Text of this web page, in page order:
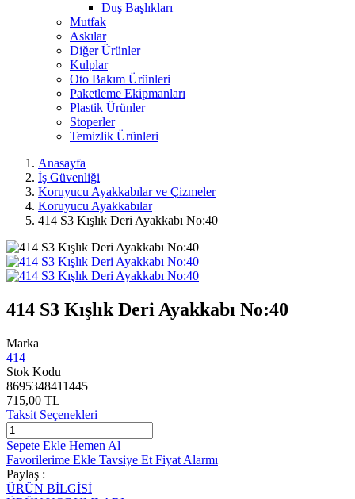
Duş Başlıkları
Mutfak
Askılar
Diğer Ürünler
Kulplar
Oto Bakım Ürünleri
Paketleme Ekipmanları
Plastik Ürünler
Stoperler
Temizlik Ürünleri
Anasayfa
İş Güvenliği
Koruyucu Ayakkabılar ve Çizmeler
Koruyucu Ayakkabılar
414 S3 Kışlık Deri Ayakkabı No:40
414 S3 Kışlık Deri Ayakkabı No:40
Marka
414
Stok Kodu
8695348411445
715,00 TL
Taksit Seçenekleri
Sepete Ekle Hemen Al
Favorilerime Ekle Tavsiye Et Fiyat Alarmı
Paylaş :
ÜRÜN BİLGİSİ